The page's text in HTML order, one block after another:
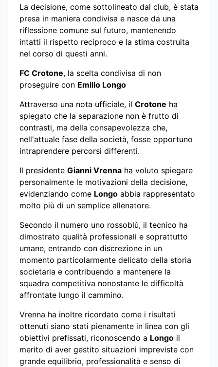
La decisione, come sottolineato dal club, è stata
presa in maniera condivisa e nasce da una
riflessione comune sul futuro, mantenendo
intatti il rispetto reciproco e la stima costruita
nel corso di questi anni.
FC Crotone, la scelta condivisa di non
proseguire con Emilio Longo
Attraverso una nota ufficiale, il Crotone ha
spiegato che la separazione non è frutto di
contrasti, ma della consapevolezza che,
nell'attuale fase della società, fosse opportuno
intraprendere percorsi differenti.
Il presidente Gianni Vrenna ha voluto spiegare
personalmente le motivazioni della decisione,
evidenziando come Longo abbia rappresentato
molto più di un semplice allenatore.
Secondo il numero uno rossoblù, il tecnico ha
dimostrato qualità professionali e soprattutto
umane, entrando con discrezione in un
momento particolarmente delicato della storia
societaria e contribuendo a mantenere la
squadra competitiva nonostante le difficoltà
affrontate lungo il cammino.
Vrenna ha inoltre ricordato come i risultati
ottenuti siano stati pienamente in linea con gli
obiettivi prefissati, riconoscendo a Longo il
merito di aver gestito situazioni impreviste con
grande equilibrio, professionalità e senso di